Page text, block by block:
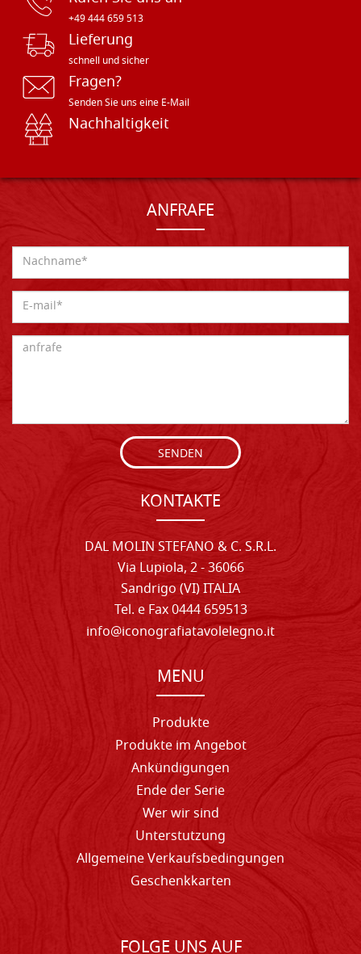
+49 444 659 513
Lieferung
schnell und sicher
Fragen?
Senden Sie uns eine E-Mail
Nachhaltigkeit
ANFRAFE
SENDEN
KONTAKTE
DAL MOLIN STEFANO & C. S.R.L.
Via Lupiola, 2 - 36066
Sandrigo (VI) ITALIA
Tel. e Fax 0444 659513
info@iconografiatavolelegno.it
MENU
Produkte
Produkte im Angebot
Ankündigungen
Ende der Serie
Wer wir sind
Unterstutzung
Allgemeine Verkaufsbedingungen
Geschenkkarten
FOLGE UNS AUF